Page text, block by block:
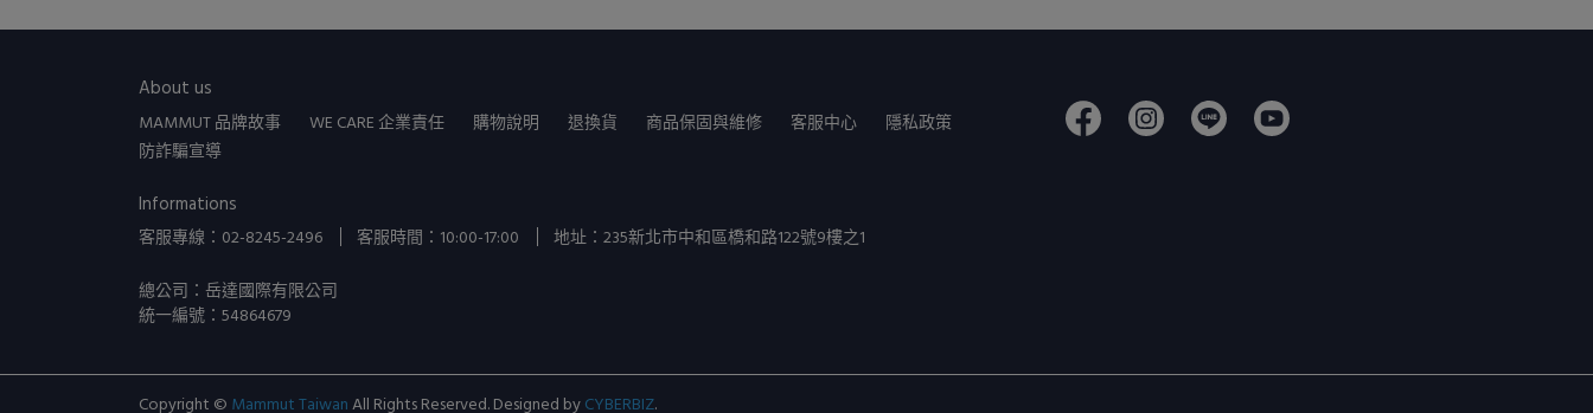
About us
MAMMUT 品牌故事 WE CARE 企業責任 購物說明 退換貨 商品保固與維修 客服中心
隱私政策
防詐騙宣導
Informations
客服專線：02-8245-2496 客服時間：10:00-17:00 地址：235新北市中和區橋和路122號9樓之1
總公司：岳達國際有限公司
統一編號：54864679
Copyright © Mammut TaiwanAll Rights Reserved.Designed byCYBERBIZ.